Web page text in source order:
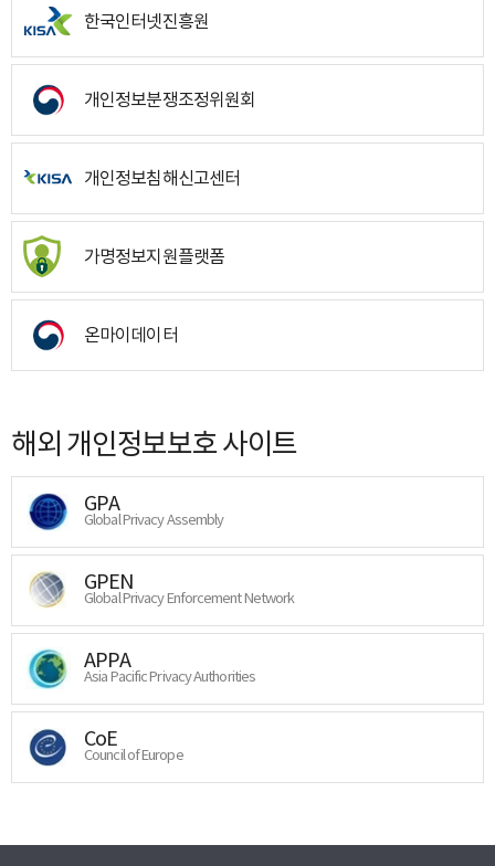
한국인터넷진흥원
개인정보분쟁조정위원회
개인정보침해신고센터
가명정보지원플랫폼
온마이데이터
해외 개인정보보호 사이트
GPA
Global Privacy Assembly
GPEN
Global Privacy Enforcement Network
APPA
Asia Pacific Privacy Authorities
CoE
Council of Europe